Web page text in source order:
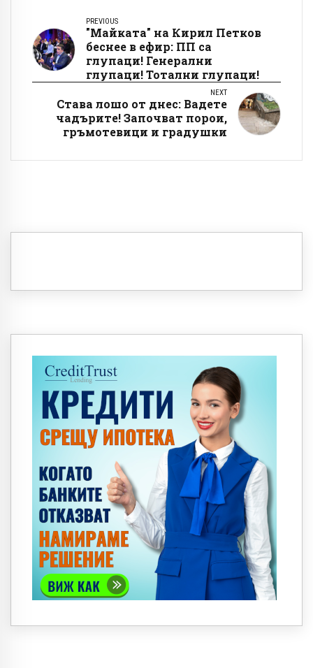
PREVIOUS
"Майката" на Кирил Петков
беснее в ефир: ПП са
глупаци! Генерални
глупаци! Тотални глупаци!
NEXT
Става лошо от днес: Вадете
чадърите! Започват порои,
гръмотевици и градушки